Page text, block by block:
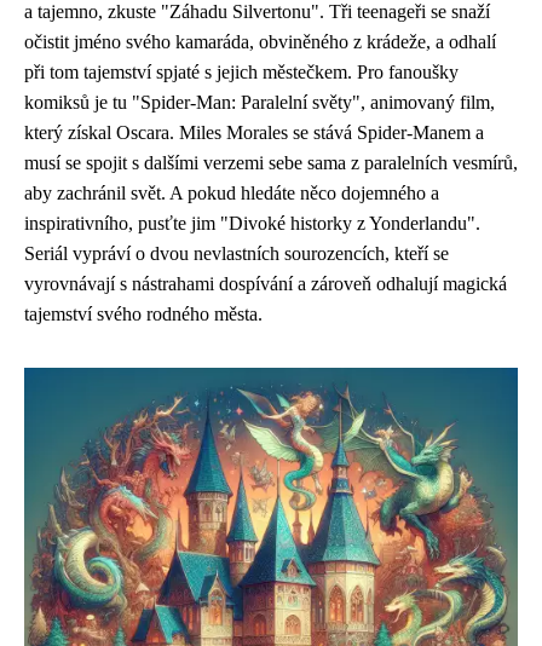
a tajemno, zkuste "Záhadu Silvertonu". Tři teenageři se snaží
očistit jméno svého kamaráda, obviněného z krádeže, a odhalí
při tom tajemství spjaté s jejich městečkem. Pro fanoušky
komiksů je tu "Spider-Man: Paralelní světy", animovaný film,
který získal Oscara. Miles Morales se stává Spider-Manem a
musí se spojit s dalšími verzemi sebe sama z paralelních vesmírů,
aby zachránil svět. A pokud hledáte něco dojemného a
inspirativního, pusťte jim "Divoké historky z Yonderlandu".
Seriál vypráví o dvou nevlastních sourozencích, kteří se
vyrovnávají s nástrahami dospívání a zároveň odhalují magická
tajemství svého rodného města.